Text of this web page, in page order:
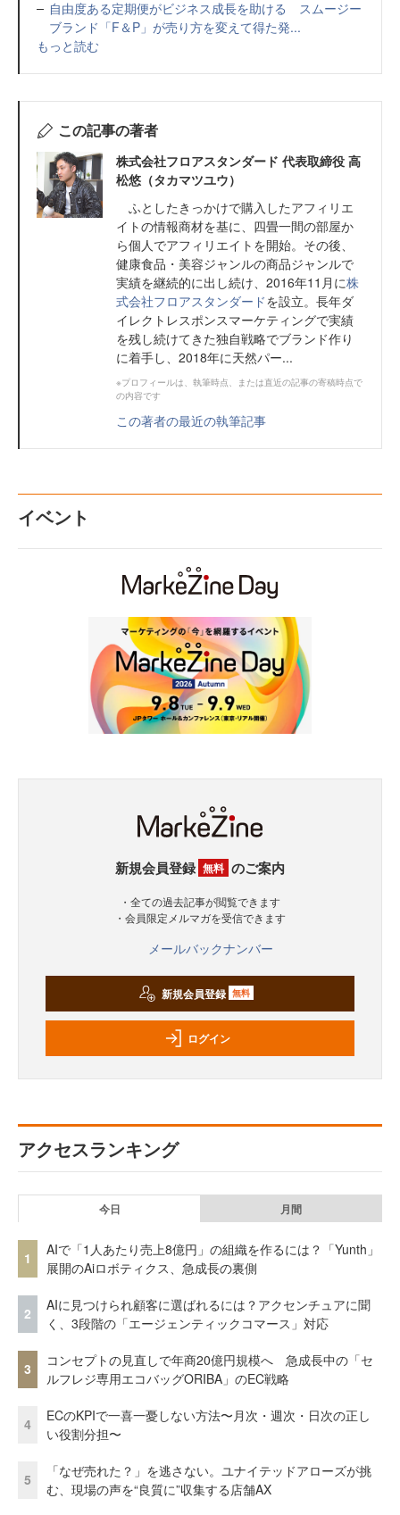
自由度ある定期便がビジネス成長を助ける スムージー
ブランド「F＆P」が売り方を変えて得た発...
もっと読む
この記事の著者
株式会社フロアスタンダード 代表取締役 高
松悠（タカマツユウ）
ふとしたきっかけで購入したアフィリエ
イトの情報商材を基に、四畳一間の部屋か
ら個人でアフィリエイトを開始。その後、
健康食品・美容ジャンルの商品ジャンルで
実績を継続的に出し続け、2016年11月に株
式会社フロアスタンダードを設立。長年ダ
イレクトレスポンスマーケティングで実績
を残し続けてきた独自戦略でブランド作り
に着手し、2018年に天然パー...
※プロフィールは、執筆時点、または直近の記事の寄稿時点で
の内容です
この著者の最近の執筆記事
イベント
新規会員登録 無料 のご案内
・全ての過去記事が閲覧できます
・会員限定メルマガを受信できます
メールバックナンバー
新規会員登録 無料
ログイン
アクセスランキング
今日 月間
1
AIで「1人あたり売上8億円」の組織を作るには？「Yunth」
展開のAiロボティクス、急成長の裏側
2
AIに見つけられ顧客に選ばれるには？アクセンチュアに聞
く、3段階の「エージェンティックコマース」対応
3
コンセプトの見直しで年商20億円規模へ 急成長中の「セ
ルフレジ専用エコバッグORIBA」のEC戦略
4
ECのKPIで一喜一憂しない方法〜月次・週次・日次の正し
い役割分担〜
5
「なぜ売れた？」を逃さない。ユナイテッドアローズが挑
む、現場の声を“良質に”収集する店舗AX